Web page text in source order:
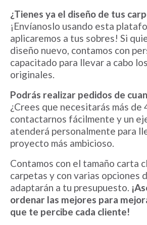
¿Tienes ya el diseño de tus
¡Envíanoslo usando esta
aplicaremos a tus sobres! Si
diseño nuevo, contamos con
capacitado para llevar a cabo
originales.
Podrás realizar pedidos de
¿Crees que necesitarás más de
contactarnos fácilmente y un
atenderá personalmente para
proyecto más ambicioso.
Contamos con el tamaño carta
carpetas y con varias opciones
adaptarán a tu presupuesto.
ordenar las mejores para
que te percibe cada cliente!